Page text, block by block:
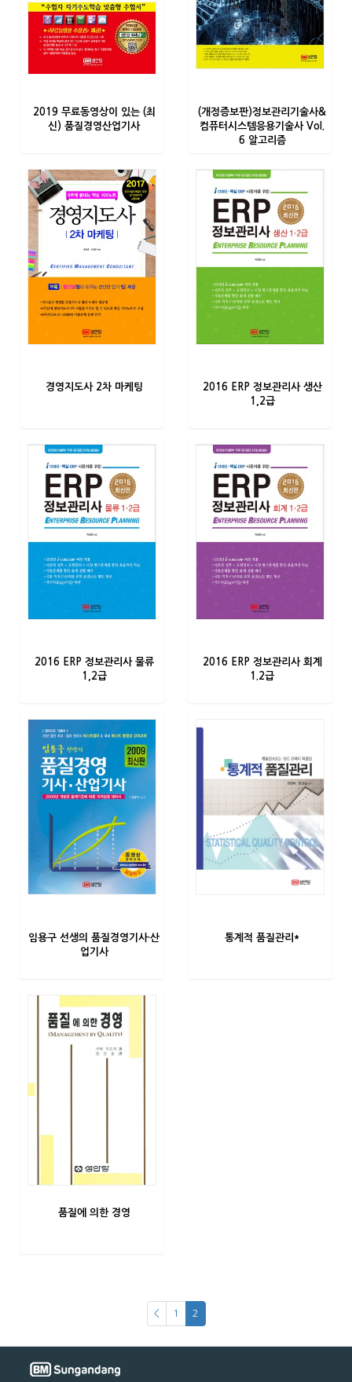
2019 무료동영상이 있는 (최
신) 품질경영산업기사
(개정증보판)정보관리기술사&
컴퓨터시스템응용기술사 Vol.
6 알고리즘
경영지도사 2차 마케팅
2016 ERP 정보관리사 생산
1,2급
2016 ERP 정보관리사 물류
1,2급
2016 ERP 정보관리사 회계
1.2급
임용구 선생의 품질경영기사·산
업기사
통계적 품질관리*
품질에 의한 경영
< 1 2